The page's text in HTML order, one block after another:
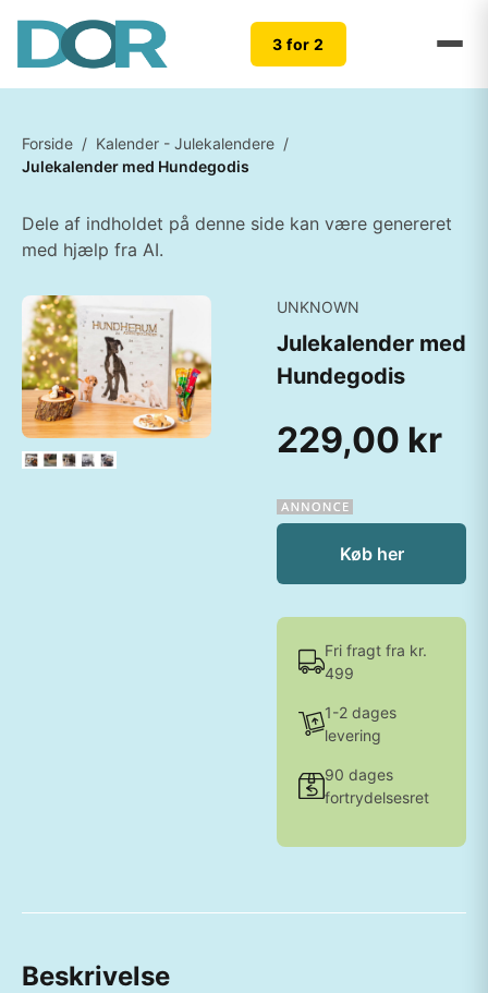
3 for 2
Forside / Kalender - Julekalendere /
Julekalender med Hundegodis
Dele af indholdet på denne side kan være genereret
med hjælp fra AI.
UNKNOWN
Julekalender med
Hundegodis
229,00 kr
Køb her
Fri fragt fra kr.
499
1-2 dages
levering
90 dages
fortrydelsesret
Beskrivelse